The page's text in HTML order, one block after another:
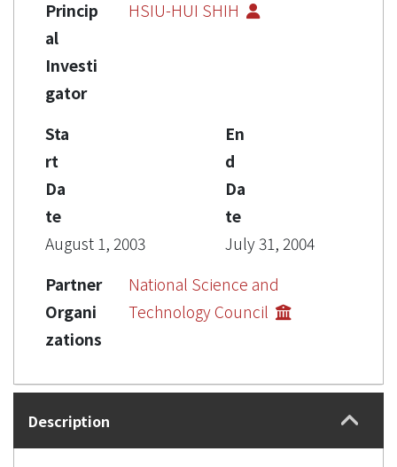
Princip
al
Investi
gator
HSIU-HUI SHIH
Sta
rt
Da
te
August 1, 2003
En
d
Da
te
July 31, 2004
Partner
Organi
zations
National Science and
Technology Council
Description